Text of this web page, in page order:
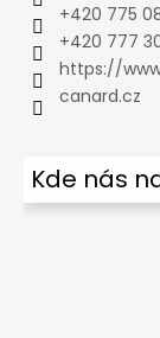
+420 775
+420 777
https://
canard.cz
Kde nás